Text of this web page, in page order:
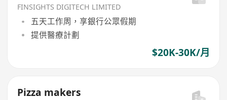
FINSIGHTS DIGITECH LIMITED
五天工作周，享銀行公眾假期
提供醫療計劃
$20K-30K/月
Pizza makers